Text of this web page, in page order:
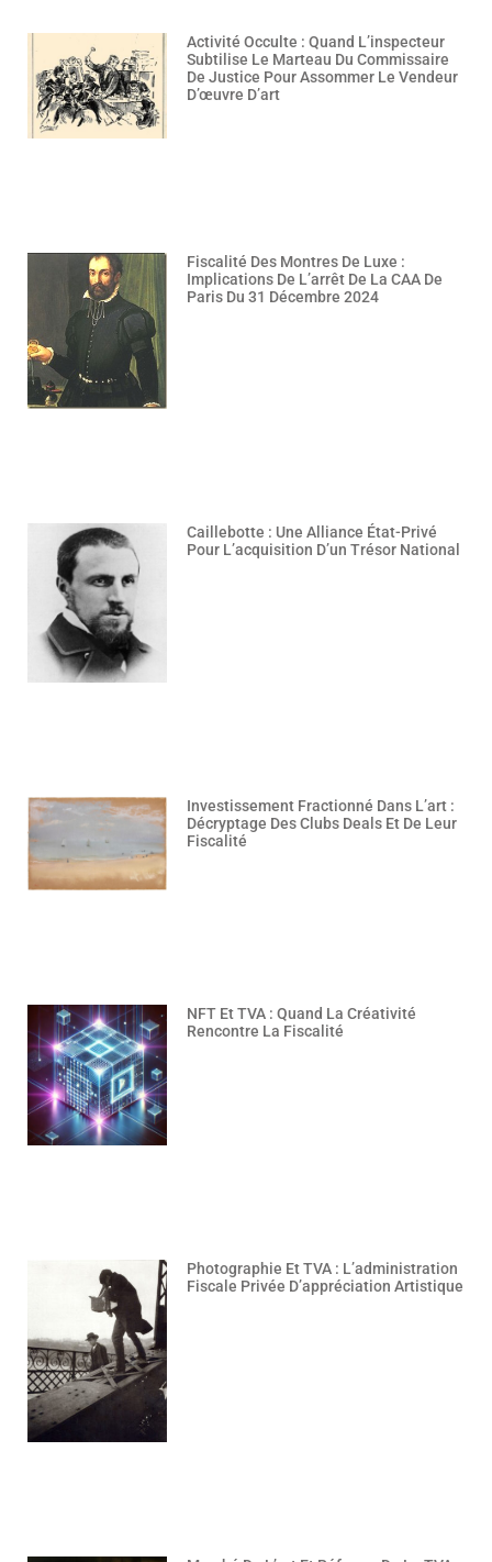
Activité Occulte : Quand L’inspecteur
Subtilise Le Marteau Du Commissaire
De Justice Pour Assommer Le Vendeur
D’œuvre D’art
Fiscalité Des Montres De Luxe :
Implications De L’arrêt De La CAA De
Paris Du 31 Décembre 2024
Caillebotte : Une Alliance État-Privé
Pour L’acquisition D’un Trésor National
Investissement Fractionné Dans L’art :
Décryptage Des Clubs Deals Et De Leur
Fiscalité
NFT Et TVA : Quand La Créativité
Rencontre La Fiscalité
Photographie Et TVA : L’administration
Fiscale Privée D’appréciation Artistique